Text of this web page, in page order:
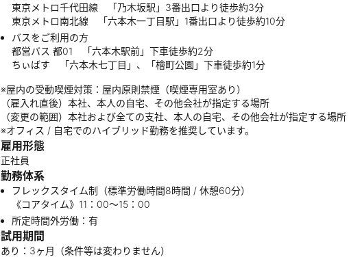
東京メトロ千代田線 「乃木坂駅」3番出口より徒歩約3分
東京メトロ南北線 「六本木一丁目駅」1番出口より徒歩約10分
バスをご利用の方
都営バス 都01 「六本木駅前」下車徒歩約2分
ちぃばす 「六本木七丁目」、「檜町公園」下車徒歩約1分
※屋内の受動喫煙対策：屋内原則禁煙（喫煙専用室あり）
（雇入れ直後）本社、本人の自宅、その他会社が指定する場所
（変更の範囲）本社および全ての支社、本人の自宅、その他会社が指定する場所
※オフィス / 自宅でのハイブリッド勤務を推奨しています。
雇用形態
正社員
勤務体系
フレックスタイム制（標準労働時間8時間 / 休憩60分）
《コアタイム》11：00～15：00
所定時間外労働：有
試用期間
あり：3ヶ月（条件等は変わりません）